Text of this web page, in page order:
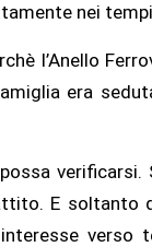
nei
l’Anello
era
E soltanto
verso